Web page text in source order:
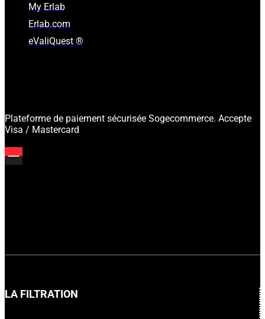
My Erlab
Erlab.com
eValiQuest ®
Plateforme de paiement sécurisée Sogecommerce. Accepte
Visa / Mastercard
LA FILTRATION